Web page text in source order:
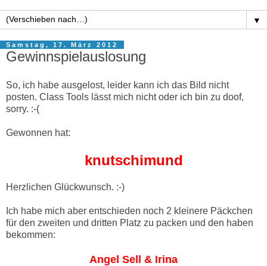
▼
Samstag, 17. März 2012
Gewinnspielauslosung
So, ich habe ausgelost, leider kann ich das Bild nicht
posten. Class Tools lässt mich nicht oder ich bin zu doof,
sorry. :-(
Gewonnen hat:
knutschimund
Herzlichen Glückwunsch. :-)
Ich habe mich aber entschieden noch 2 kleinere Päckchen
für den zweiten und dritten Platz zu packen und den haben
bekommen:
Angel Sell & Irina